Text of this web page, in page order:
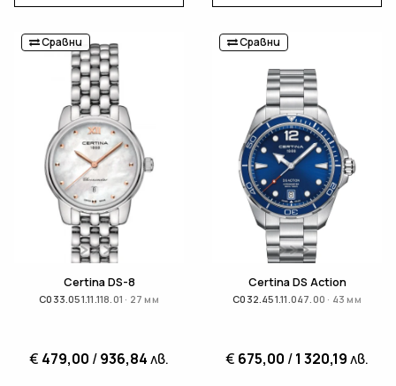
Сравни
Certina DS-8
C033.051.11.118.01 · 27 мм
€ 479,00 /936,84лв.
Сравни
Certina DS Action
C032.451.11.047.00 · 43 мм
€ 675,00 /1 320,19лв.